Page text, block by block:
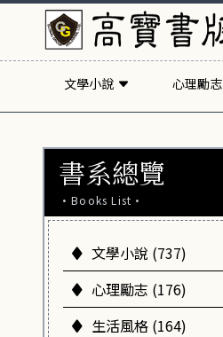
文學小說 心理勵志
書系總覽
·Books List·
文學小說 (737)
心理勵志 (176)
生活風格 (164)